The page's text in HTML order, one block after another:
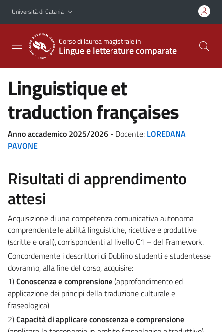
Vai al contenuto principale
Vai al menu di navigazione
Università di Catania
Corso di laurea magistrale in
Lingue e letterature comparate
Linguistique et
traduction françaises
Anno accademico 2025/2026 - Docente: LOREDANA
PAVONE
Risultati di apprendimento
attesi
Acquisizione di una competenza comunicativa autonoma
comprendente le abilità linguistiche, ricettive e produttive
(scritte e orali), corrispondenti al livello C1 + del Framework.
Concordemente i descrittori di Dublino studenti e studentesse
dovranno, alla fine del corso, acquisire:
1)Conoscenza e comprensione(approfondimento ed
applicazione dei principi della traduzione culturale e
fraseologica)
2)Capacità di applicare conoscenza e comprensione